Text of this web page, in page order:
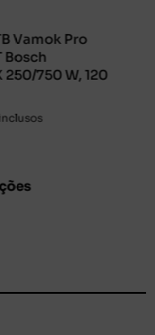
Bicicleta
29/27.5″ 12S
i700-12A